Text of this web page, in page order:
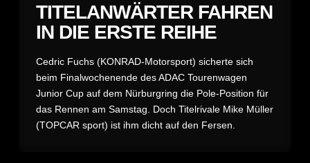
TITELANWÄRTER FAHREN
IN DIE ERSTE REIHE
Cedric Fuchs (KONRAD-Motorsport) sicherte sich
beim Finalwochenende des ADAC Tourenwagen
Junior Cup auf dem Nürburgring die Pole-Position für
das Rennen am Samstag. Doch Titelrivale Mike Müller
(TOPCAR sport) ist ihm dicht auf den Fersen.